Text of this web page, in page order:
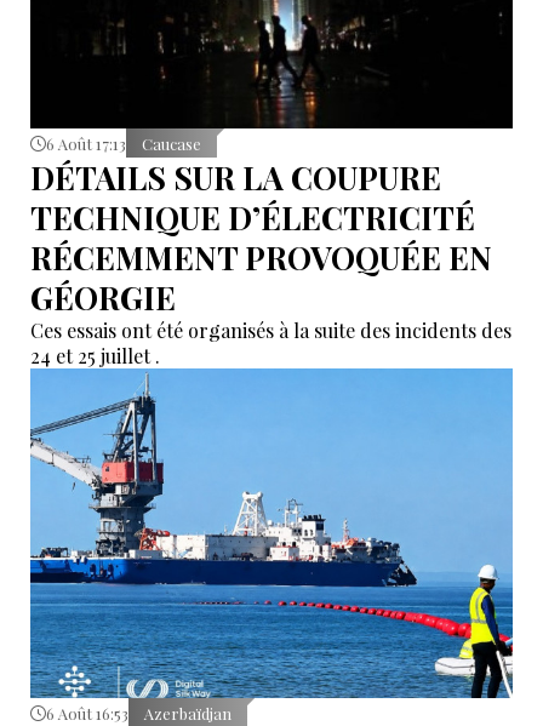
6 Août 17:13 Caucase
DÉTAILS SUR LA COUPURE
TECHNIQUE D’ÉLECTRICITÉ
RÉCEMMENT PROVOQUÉE EN
GÉORGIE
Ces essais ont été organisés à la suite des incidents des
24 et 25 juillet .
6 Août 16:53 Azerbaïdjan